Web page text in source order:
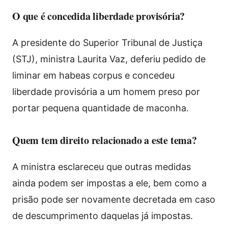
O que é concedida liberdade provisória?
A presidente do Superior Tribunal de Justiça
(STJ), ministra Laurita Vaz, deferiu pedido de
liminar em habeas corpus e concedeu
liberdade provisória a um homem preso por
portar pequena quantidade de maconha.
Quem tem direito relacionado a este tema?
A ministra esclareceu que outras medidas
ainda podem ser impostas a ele, bem como a
prisão pode ser novamente decretada em caso
de descumprimento daquelas já impostas.